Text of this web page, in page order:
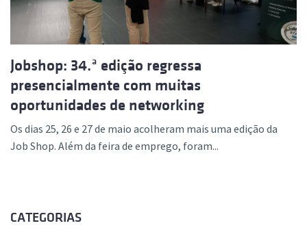
Jobshop: 34.ª edição regressa
presencialmente com muitas
oportunidades de networking
Os dias 25, 26 e 27 de maio acolheram mais uma edição da
Job Shop. Além da feira de emprego, foram...
CATEGORIAS